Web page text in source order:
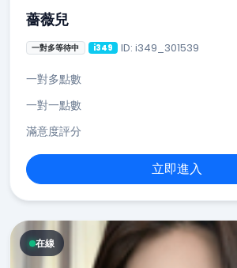
薔薇兒
一對多等待中 i349 ID: i349_301539
一對多點數
一對一點數
滿意度評分
立即進入
在線